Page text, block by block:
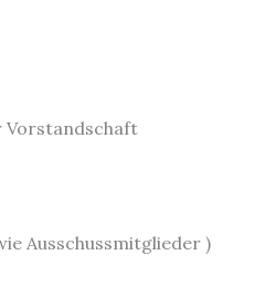
Vorstandschaft
Ausschussmitglieder )